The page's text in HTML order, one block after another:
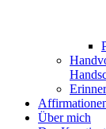
Über mich